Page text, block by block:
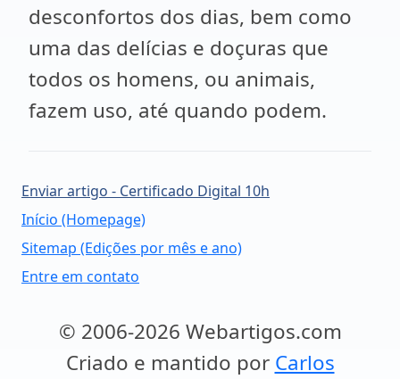
desconfortos dos dias, bem como
uma das delícias e doçuras que
todos os homens, ou animais,
fazem uso, até quando podem.
Enviar artigo - Certificado Digital 10h
Início (Homepage)
Sitemap (Edições por mês e ano)
Entre em contato
© 2006-2026 Webartigos.com
Criado e mantido por Carlos